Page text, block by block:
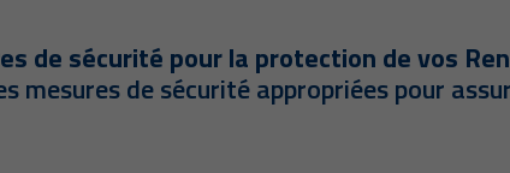
de sécurité pour la protection de vos
mesures de sécurité appropriées pour